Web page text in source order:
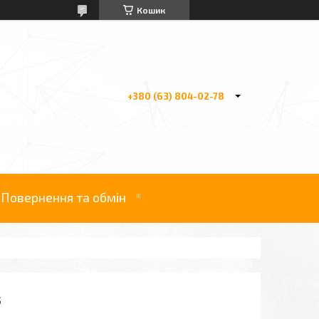
Кошик
+380 (63) 804-02-78
Повернення та обмін